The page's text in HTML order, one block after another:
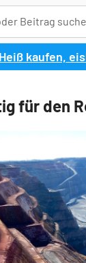
kaufen,
für den